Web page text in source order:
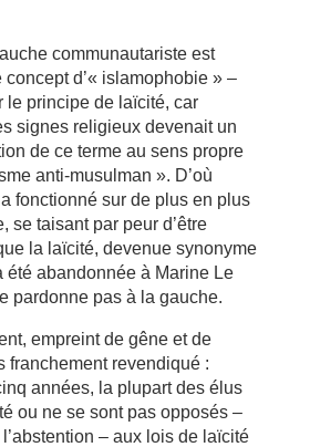
communautariste est
concept d’« islamophobie » –
le principe de laïcité, car
signes religieux devenait un
de ce terme au sens propre
anti-musulman ». D’où
a fonctionné sur de plus en plus
se taisant par peur d’être
la laïcité, devenue synonyme
été abandonnée à Marine Le
pardonne pas à la gauche.
empreint de gêne et de
franchement revendiqué :
années, la plupart des élus
ou ne se sont pas opposés –
– aux lois de laïcité